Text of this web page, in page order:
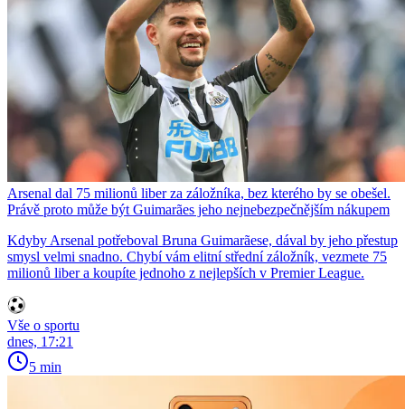
Arsenal dal 75 milionů liber za záložníka, bez kterého by se obešel.
Právě proto může být Guimarães jeho nejnebezpečnějším nákupem
Kdyby Arsenal potřeboval Bruna Guimarãese, dával by jeho přestup
smysl velmi snadno. Chybí vám elitní střední záložník, vezmete 75
milionů liber a koupíte jednoho z nejlepších v Premier League.
Vše o sportu
dnes, 17:21
5 min